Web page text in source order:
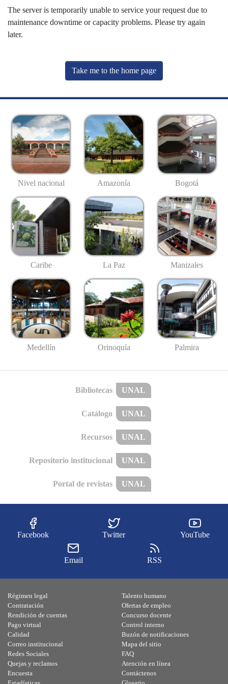
The server is temporarily unable to service your request due to
maintenance downtime or capacity problems. Please try again
later.
Take me to the home page
Nivel nacional Amazonía Bogotá
Caribe La Paz Manizales
Medellín Orinoquía Palmira
Bibliotecas UNAL
Catálogo UNAL
Recursos UNAL
Repositorio institucional UNAL
Portal de revistas UNAL
Facebook Twitter YouTube
Email RSS
Régimen legal
Contratación
Rendición de cuentas
Pago virtual
Calidad
Talento humano
Ofertas de empleo
Concurso docente
Control interno
Buzón de notificaciones
Correo institucional
Redes Sociales
Quejas y reclamos
Encuesta
Mapa del sitio
FAQ
Atención en línea
Contáctenos